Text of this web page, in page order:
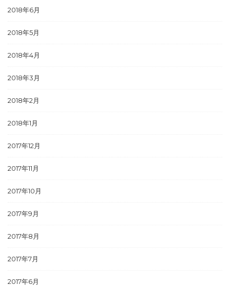
2018年6月
2018年5月
2018年4月
2018年3月
2018年2月
2018年1月
2017年12月
2017年11月
2017年10月
2017年9月
2017年8月
2017年7月
2017年6月